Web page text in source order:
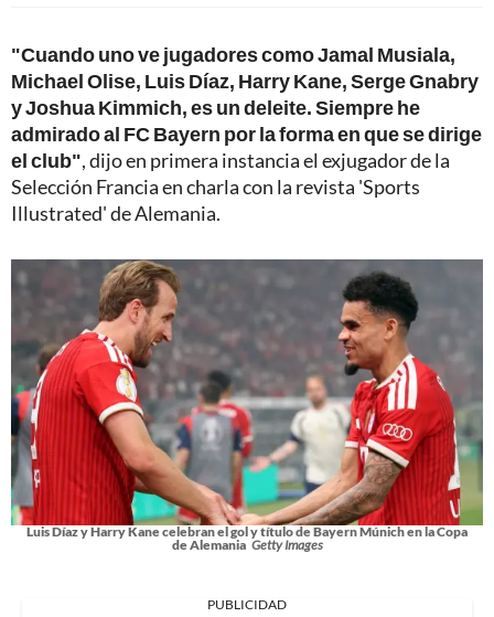
"Cuando uno ve jugadores como Jamal Musiala,
Michael Olise, Luis Díaz, Harry Kane, Serge Gnabry
y Joshua Kimmich, es un deleite. Siempre he
admirado al FC Bayern por la forma en que se dirige
el club", dijo en primera instancia el exjugador de la
Selección Francia en charla con la revista 'Sports
Illustrated' de Alemania.
Luis Díaz y Harry Kane celebran el gol y título de Bayern Múnich en la Copa
de Alemania Getty Images
PUBLICIDAD